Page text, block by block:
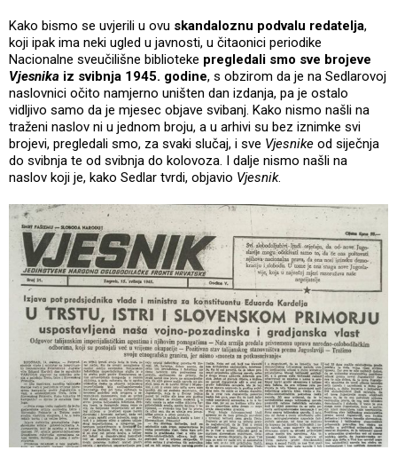
Kako bismo se uvjerili u ovu skandaloznu podvalu redatelja,
koji ipak ima neki ugled u javnosti, u čitaonici periodike
Nacionalne sveučilišne biblioteke pregledali smo sve brojeve
Vjesnika iz svibnja 1945. godine, s obzirom da je na Sedlarovoj
naslovnici očito namjerno uništen dan izdanja, pa je ostalo
vidljivo samo da je mjesec objave svibanj. Kako nismo našli na
traženi naslov ni u jednom broju, a u arhivi su bez iznimke svi
brojevi, pregledali smo, za svaki slučaj, i sve Vjesnike od siječnja
do svibnja te od svibnja do kolovoza. I dalje nismo našli na
naslov koji je, kako Sedlar tvrdi, objavio Vjesnik.